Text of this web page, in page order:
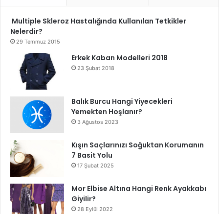
Multiple Skleroz Hastalığında Kullanılan Tetkikler
Nelerdir?
29 Temmuz 2015
Erkek Kaban Modelleri 2018
23 Şubat 2018
Balık Burcu Hangi Yiyecekleri
Yemekten Hoşlanır?
3 Ağustos 2023
Kışın Saçlarınızı Soğuktan Korumanın
7 Basit Yolu
17 Şubat 2025
Mor Elbise Altına Hangi Renk Ayakkabı
Giyilir?
28 Eylül 2022